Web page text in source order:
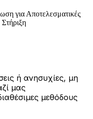
για Αποτελεσματικές
ή ανησυχίες, μη
μας
μεθόδους